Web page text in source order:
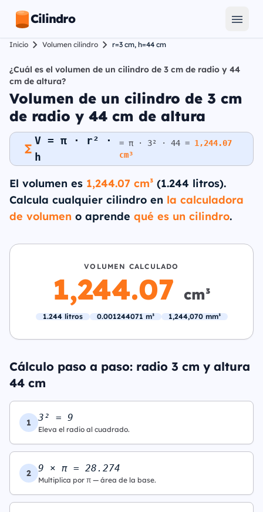
Cilindro
Inicio Volumen cilindro r=3 cm, h=44 cm
¿Cuál es el volumen de un cilindro de 3 cm de radio y 44
cm de altura?
Volumen de un cilindro de 3 cm
de radio y 44 cm de altura
V = π · r² ·
h
= π · 3² · 44 = 1,244.07
cm³
El volumen es 1,244.07 cm³ (1.244 litros).
Calcula cualquier cilindro en la calculadora
de volumen o aprende qué es un cilindro.
VOLUMEN CALCULADO
1,244.07 cm³
1.244 litros 0.001244071 m³ 1,244,070 mm³
Cálculo paso a paso: radio 3 cm y altura
44 cm
1 3² = 9
Eleva el radio al cuadrado.
2 9 × π = 28.274
Multiplica por π — área de la base.